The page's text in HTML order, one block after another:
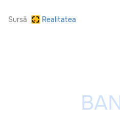
Sursă Realitatea